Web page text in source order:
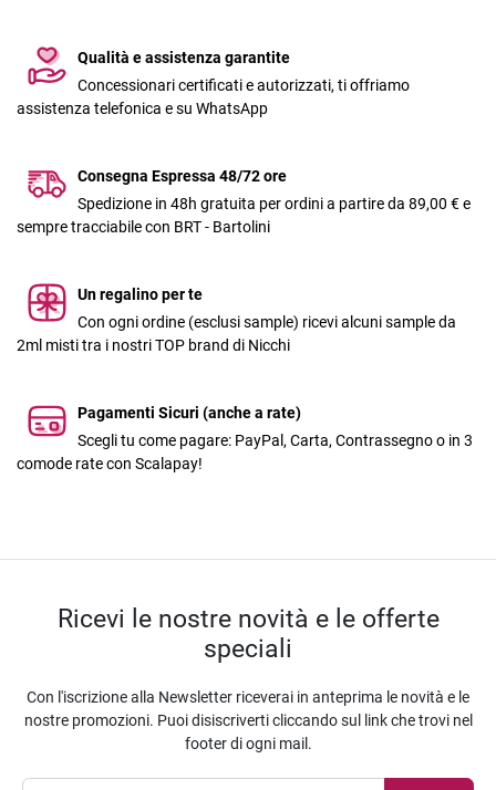
Qualità e assistenza garantite
Concessionari certificati e autorizzati, ti offriamo
assistenza telefonica e su WhatsApp
Consegna Espressa 48/72 ore
Spedizione in 48h gratuita per ordini a partire da 89,00 € e
sempre tracciabile con BRT - Bartolini
Un regalino per te
Con ogni ordine (esclusi sample) ricevi alcuni sample da
2ml misti tra i nostri TOP brand di Nicchi
Pagamenti Sicuri (anche a rate)
Scegli tu come pagare: PayPal, Carta, Contrassegno o in 3
comode rate con Scalapay!
Ricevi le nostre novità e le offerte
speciali
Con l'iscrizione alla Newsletter riceverai in anteprima le novità e le
nostre promozioni. Puoi disiscriverti cliccando sul link che trovi nel
footer di ogni mail.